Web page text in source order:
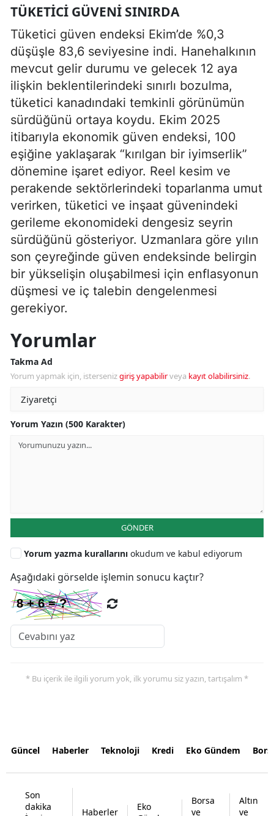
TÜKETICI GÜVENI SINIRDA
Tüketici güven endeksi Ekim’de %0,3
düşüşle 83,6 seviyesine indi. Hanehalkının
mevcut gelir durumu ve gelecek 12 aya
ilişkin beklentilerindeki sınırlı bozulma,
tüketici kanadındaki temkinli görünümün
sürdüğünü ortaya koydu. Ekim 2025
itibarıyla ekonomik güven endeksi, 100
eşiğine yaklaşarak “kırılgan bir iyimserlik”
dönemine işaret ediyor. Reel kesim ve
perakende sektörlerindeki toparlanma umut
verirken, tüketici ve inşaat güvenindeki
gerileme ekonomideki dengesiz seyrin
sürdüğünü gösteriyor. Uzmanlara göre yılın
son çeyreğinde güven endeksinde belirgin
bir yükselişin oluşabilmesi için enflasyonun
düşmesi ve iç talebin dengelenmesi
gerekiyor.
Yorumlar
Takma Ad
Yorum yapmak için, istersenizgiriş yapabilirveya kayıt olabilirsiniz.
Yorum Yazın (500 Karakter)
GÖNDER
Yorum yazma kurallarını okudum ve kabul ediyorum
Aşağıdaki görselde işlemin sonucu kaçtır?
* Bu içerik ile ilgili yorum yok, ilk yorumu siz yazın, tartışalım *
Güncel Haberler Teknoloji Kredi Eko Gündem
Son
dakika
Haberler
Eko
Borsa
ve
Altın
ve